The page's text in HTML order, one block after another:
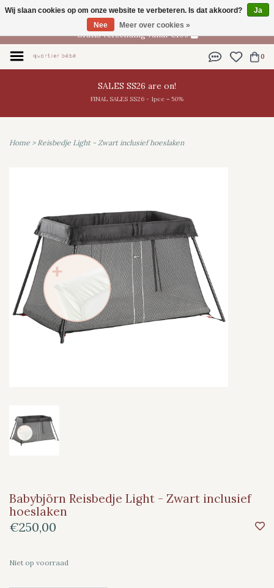
NL
Gratis verzending vanaf €100
0
SALES SS26 are on!
FINAL SALES SS26 - 1pce = 50%
Home > Reisbedje Light - Zwart inclusief hoeslaken
Babybjörn Reisbedje Light - Zwart inclusief
hoeslaken
€250,00
Niet op voorraad
Wij slaan cookies op om onze website te verbeteren. Is dat akkoord?
Ja
Nee
Meer over cookies »